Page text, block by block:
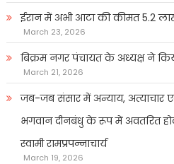
ईरान में अभी आटा की कीमत 5.2
March 23, 2026
बिक्रम नगर पंचायत के अध्यक्ष ने
March 21, 2026
जब-जब संसार में अन्याय, अत्याचार
भगवान दीनबंधु के रूप में अवतरित
स्वामी रामप्रपन्नाचार्य
March 19, 2026